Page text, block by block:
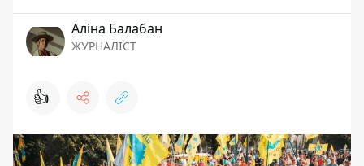
Аліна Балабан
ЖУРНАЛІСТ
👍